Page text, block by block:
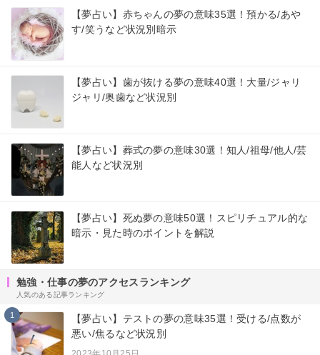
【夢占い】赤ちゃんの夢の意味35選！預かる/あや
す/笑うなど状況別暗示
【夢占い】歯が抜ける夢の意味40選！大量/ジャリ
ジャリ/奥歯など状況別
【夢占い】葬式の夢の意味30選！知人/祖母/他人/芸
能人など状況別
【夢占い】死ぬ夢の意味50選！スピリチュアル的な
暗示・見た時のポイントを解説
勉強・仕事の夢のアクセスランキング
人気のある記事ランキング
1
【夢占い】テストの夢の意味35選！受ける/点数が
悪い/焦るなど状況別